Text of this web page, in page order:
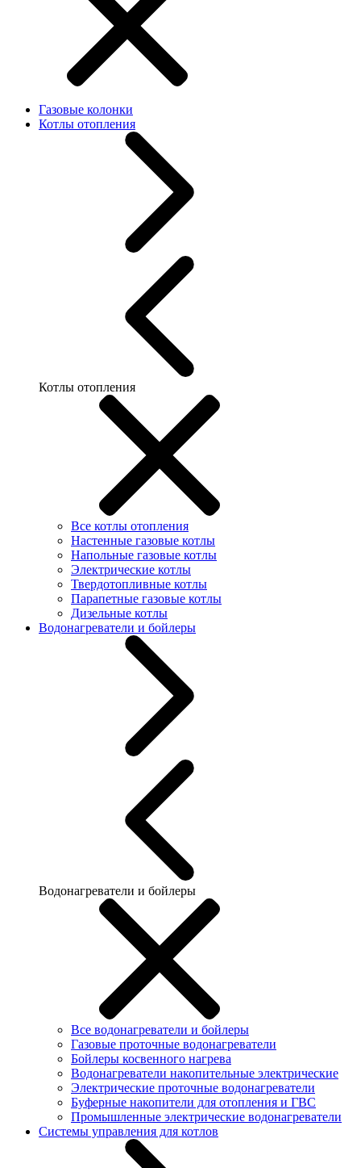
Газовые колонки
Котлы отопления
Котлы отопления
Все котлы отопления
Настенные газовые котлы
Напольные газовые котлы
Электрические котлы
Твердотопливные котлы
Парапетные газовые котлы
Дизельные котлы
Водонагреватели и бойлеры
Водонагреватели и бойлеры
Все водонагреватели и бойлеры
Газовые проточные водонагреватели
Бойлеры косвенного нагрева
Водонагреватели накопительные электрические
Электрические проточные водонагреватели
Буферные накопители для отопления и ГВС
Промышленные электрические водонагреватели
Системы управления для котлов